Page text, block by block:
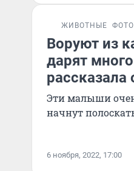
ЖИВОТНЫЕ
Воруют из
дарят
рассказала
Эти малыши
начнут
6 ноября, 2022, 17:00